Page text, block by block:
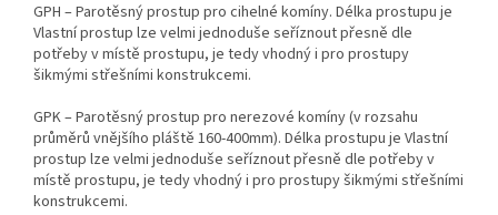
GPH – Parotěsný prostup pro cihelné komíny. Délka prostupu je
Vlastní prostup lze velmi jednoduše seříznout přesně dle
potřeby v místě prostupu, je tedy vhodný i pro prostupy
šikmými střešními konstrukcemi.
GPK – Parotěsný prostup pro nerezové komíny (v rozsahu
průměrů vnějšího pláště 160-400mm). Délka prostupu je Vlastní
prostup lze velmi jednoduše seříznout přesně dle potřeby v
místě prostupu, je tedy vhodný i pro prostupy šikmými střešními
konstrukcemi.